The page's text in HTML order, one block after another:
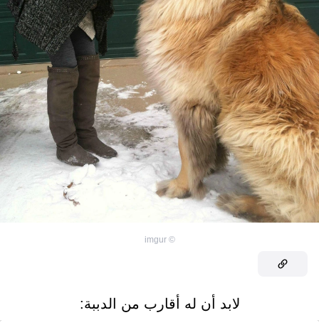
©
imgur
لابد أن له أقارب من الدببة: